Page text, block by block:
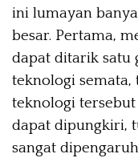
ini lumayan
besar. Pertama,
dapat ditarik satu
teknologi semata,
teknologi
dapat dipungkiri,
sangat